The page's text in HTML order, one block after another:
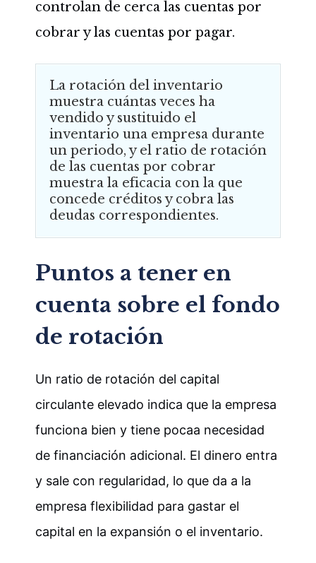
controlan de cerca las cuentas por
cobrar y las cuentas por pagar.
La rotación del inventario
muestra cuántas veces ha
vendido y sustituido el
inventario una empresa durante
un periodo, y el ratio de rotación
de las cuentas por cobrar
muestra la eficacia con la que
concede créditos y cobra las
deudas correspondientes.
Puntos a tener en
cuenta sobre el fondo
de rotación
Un ratio de rotación del capital
circulante elevado indica que la empresa
funciona bien y tiene pocaa necesidad
de financiación adicional. El dinero entra
y sale con regularidad, lo que da a la
empresa flexibilidad para gastar el
capital en la expansión o el inventario.